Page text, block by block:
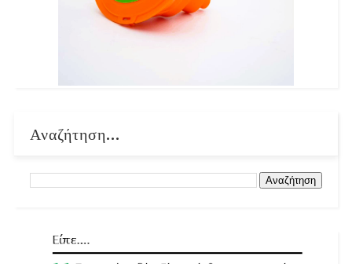
Αναζήτηση...